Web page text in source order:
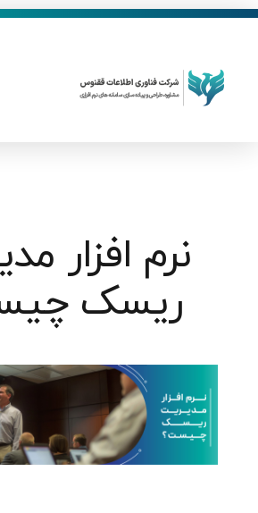
نرم افزار
ریسک